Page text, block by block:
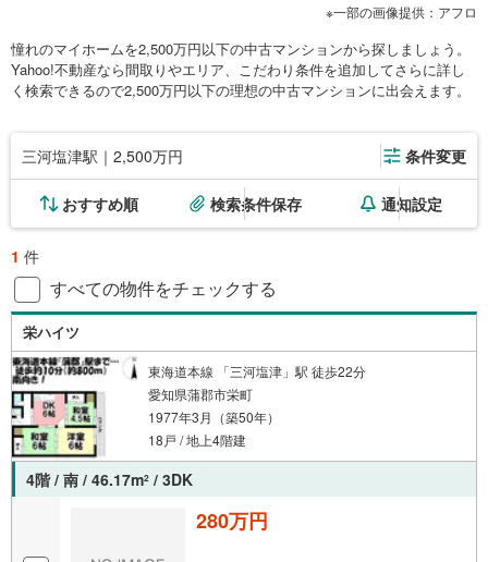
一部の画像提供：アフロ
憧れのマイホームを2,500万円以下の中古マンションから探しましょう。
Yahoo!不動産なら間取りやエリア、こだわり条件を追加してさらに詳し
く検索できるので2,500万円以下の理想の中古マンションに出会えます。
三河塩津駅｜2,500万円 条件変更
おすすめ順 検索条件保存 通知設定
1 件
すべての物件をチェックする
栄ハイツ
東海道本線 「三河塩津」駅 徒歩22分
愛知県蒲郡市栄町
1977年3月（築50年）
18戸 / 地上4階建
4階 / 南 / 46.17m2 / 3DK
280万円